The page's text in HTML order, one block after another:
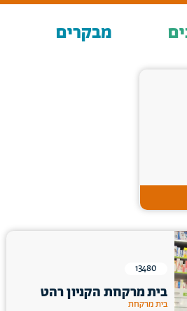
מבקרים
13480
בית מרקחת הקניון רהט
בית מרקחת